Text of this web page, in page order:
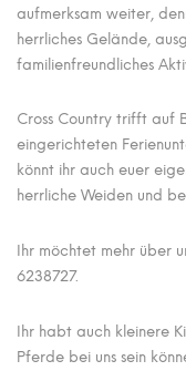
aufmerksam weiter,
herrliches Gelände,
familienfreundliches
Cross Country trifft auf
eingerichteten
könnt ihr auch euer
herrliche Weiden und
Ihr möchtet mehr über
6238727.
Ihr habt auch kleinere
Pferde bei uns sein